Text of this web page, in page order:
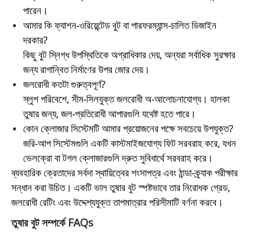
পারেন।
আমার কি ফ্যাশন-ওরিয়েন্টেড বুট বা পারফরম্যান্স-চালিত ডিজাইন
দরকার?
কিছু বুট স্নিগ্ধ উপস্থিতিকে অগ্রাধিকার দেয়, অন্যরা সর্বাধিক সুরক্ষার
জন্য রাগান্বিত নির্মাণের উপর জোর দেয়।
জলরোধী কতটা গুরুত্বপূর্ণ?
স্লুশ পরিবেশে, সীম-সিলযুক্ত জলরোধী অ-আলোচনাযোগ্য। হালকা
তুষার জন্য, জল-প্রতিরোধী আপারগুলি যথেষ্ট হতে পারে।
কোন ক্লোজার সিস্টেমটি আমার প্রয়োজনের পক্ষে সবচেয়ে উপযুক্ত?
জরি-আপ সিস্টেমগুলি একটি কাস্টমাইজযোগ্য ফিট সরবরাহ করে, যখন
ভেলক্রো বা টগল ক্লোজারগুলি দ্রুত সুবিধার্থে সরবরাহ করে।
ব্যবহারিক ক্রেতাদের সর্বদা স্থায়িত্বের শংসাপত্র এবং ঠান্ডা-ক্র্যাক পরীক্ষার
সন্ধান করা উচিত। একটি ভাল তুষার বুট স্পষ্টভাবে তার নিরোধক গ্রেড,
জলরোধী রেটিং এবং উদ্দেশ্যযুক্ত তাপমাত্রার পরিসীমাটি বর্ণনা করবে।
তুষার বুট সম্পর্কে FAQs